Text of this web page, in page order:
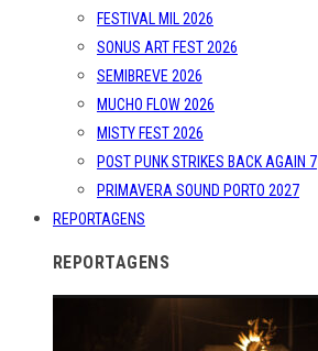
FESTIVAL MIL 2026
SONUS ART FEST 2026
SEMIBREVE 2026
MUCHO FLOW 2026
MISTY FEST 2026
POST PUNK STRIKES BACK AGAIN 7
PRIMAVERA SOUND PORTO 2027
REPORTAGENS
REPORTAGENS